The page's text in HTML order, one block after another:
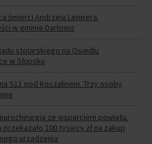
śmierci Andrzeja Leppera.
w gminie Darłowo
stolarskiego na Osiedlu
w Słupsku
S11 pod Koszalinem. Trzy osoby
ze wsparciem powiatu.
100 tysięcy zł na zakup
urządzenia